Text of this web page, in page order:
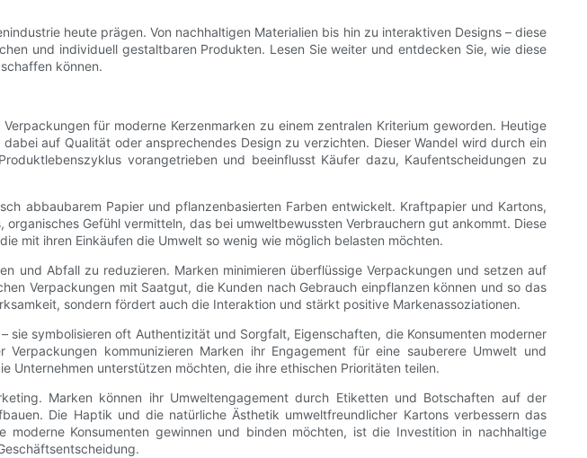
heute prägen. Von nachhaltigen Materialien bis hin zu interaktiven Designs – diese
und individuell gestaltbaren Produkten. Lesen Sie weiter und entdecken Sie, wie diese
können.
für moderne Kerzenmarken zu einem zentralen Kriterium geworden. Heutige
auf Qualität oder ansprechendes Design zu verzichten. Dieser Wandel wird durch ein
vorangetrieben und beeinflusst Käufer dazu, Kaufentscheidungen zu
abbaubarem Papier und pflanzenbasierten Farben entwickelt. Kraftpapier und Kartons,
Gefühl vermitteln, das bei umweltbewussten Verbrauchern gut ankommt. Diese
mit ihren Einkäufen die Umwelt so wenig wie möglich belasten möchten.
und Abfall zu reduzieren. Marken minimieren überflüssige Verpackungen und setzen auf
Verpackungen mit Saatgut, die Kunden nach Gebrauch einpflanzen können und so das
sondern fördert auch die Interaktion und stärkt positive Markenassoziationen.
symbolisieren oft Authentizität und Sorgfalt, Eigenschaften, die Konsumenten moderner
kommunizieren Marken ihr Engagement für eine sauberere Umwelt und
Unternehmen unterstützen möchten, die ihre ethischen Prioritäten teilen.
Marken können ihr Umweltengagement durch Etiketten und Botschaften auf der
Die Haptik und die natürliche Ästhetik umweltfreundlicher Kartons verbessern das
Konsumenten gewinnen und binden möchten, ist die Investition in nachhaltige